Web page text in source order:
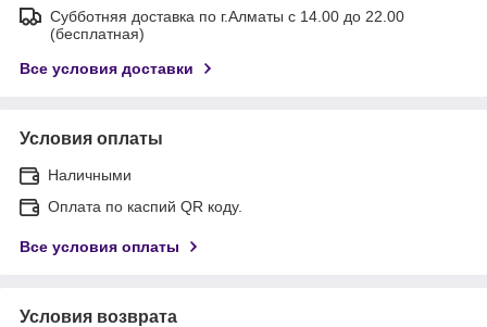
Субботняя доставка по г.Алматы с 14.00 до 22.00
(бесплатная)
Все условия доставки
Условия оплаты
Наличными
Оплата по каспий QR коду.
Все условия оплаты
Условия возврата